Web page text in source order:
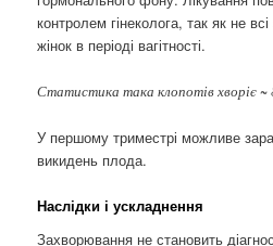
контролем гінеколога, так як не
жінок в періоді вагітності.
Статистика така клопотів хворіє ~
У першому триместрі можливе
викидень плода.
Наслідки і ускладнення
Захворювання не становить